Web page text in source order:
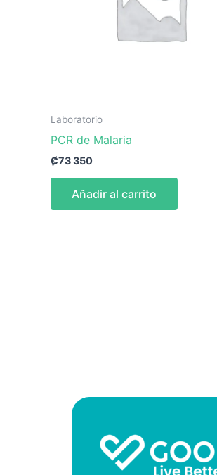
Laboratorio
PCR de Malaria
₡73 350
Añadir al carrito